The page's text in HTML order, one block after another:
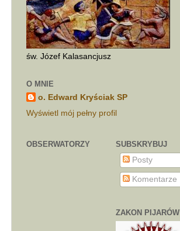
św. Józef Kalasancjusz
O MNIE
o. Edward Kryściak SP
Wyświetl mój pełny profil
OBSERWATORZY
SUBSKRYBUJ
Posty
Komentarze
ZAKON PIJARÓW